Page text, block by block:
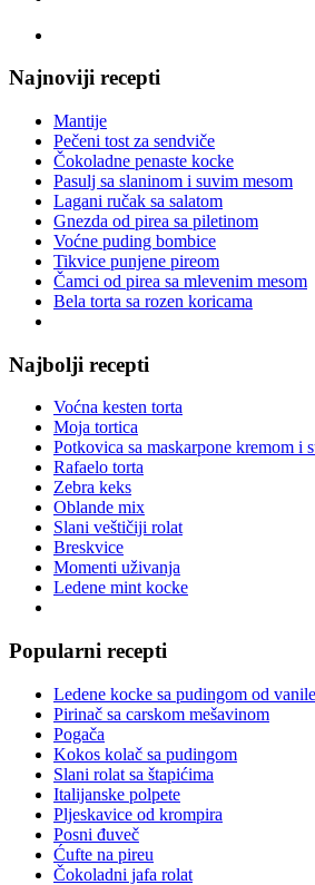
Najnoviji recepti
Mantije
Pečeni tost za sendviče
Čokoladne penaste kocke
Pasulj sa slaninom i suvim mesom
Lagani ručak sa salatom
Gnezda od pirea sa piletinom
Voćne puding bombice
Tikvice punjene pireom
Čamci od pirea sa mlevenim mesom
Bela torta sa rozen koricama
Najbolji recepti
Voćna kesten torta
Moja tortica
Potkovica sa maskarpone kremom i
Rafaelo torta
Zebra keks
Oblande mix
Slani veštičiji rolat
Breskvice
Momenti uživanja
Ledene mint kocke
Popularni recepti
Ledene kocke sa pudingom od vanile
Pirinač sa carskom mešavinom
Pogača
Kokos kolač sa pudingom
Slani rolat sa štapićima
Italijanske polpete
Pljeskavice od krompira
Posni đuveč
Ćufte na pireu
Čokoladni jafa rolat